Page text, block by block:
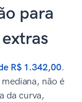
para
R$ 1.342,00.
não é
da curva,